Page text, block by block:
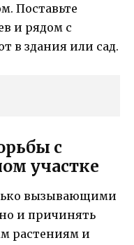
Поставьте
и рядом с
в здания или сад.
с
участке
вызывающими
и причинять
растениям и